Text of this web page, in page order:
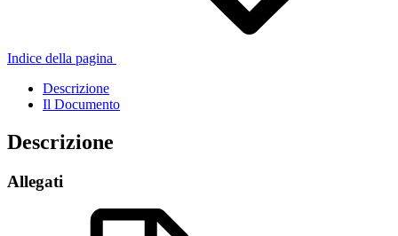
Indice della pagina
Descrizione
Il Documento
Descrizione
Allegati